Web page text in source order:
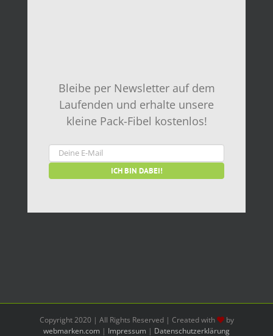
Bleibe per Newsletter auf dem
Laufenden und erhalte unsere
kleine Pack-Fibel kostenlos!
Copyright 2020 | All Rights Reserved | Created with
by
webmarken.com | Impressum | Datenschutzerklärung